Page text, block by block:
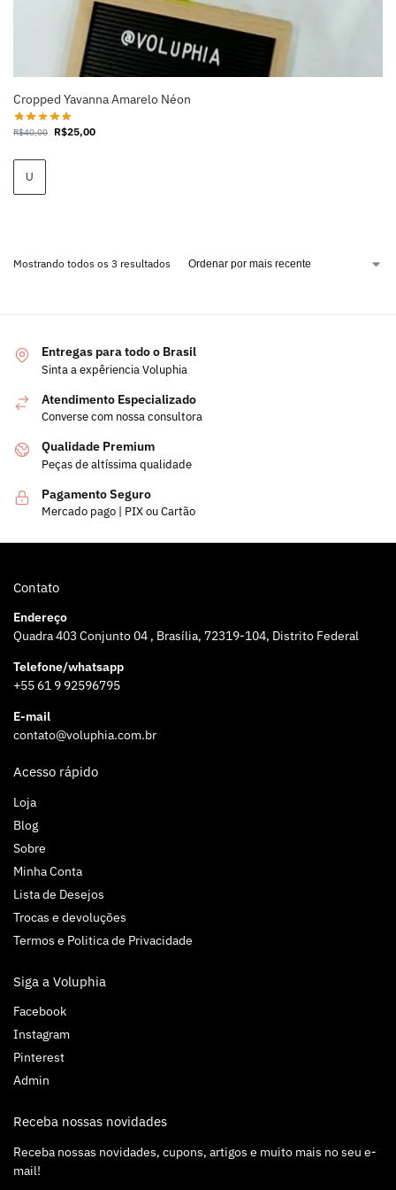
Cropped Yavanna Amarelo Néon
R$40,00 R$25,00
U
Mostrando todos os 3 resultados
Entregas para todo o Brasil
Sinta a expêriencia Voluphia
Atendimento Especializado
Converse com nossa consultora
Qualidade Premium
Peças de altíssima qualidade
Pagamento Seguro
Mercado pago | PIX ou Cartão
Contato
Endereço
Quadra 403 Conjunto 04 , Brasília, 72319-104, Distrito Federal
Telefone/whatsapp
+55 61 9 92596795
E-mail
contato@voluphia.com.br
Acesso rápido
Loja
Blog
Sobre
Minha Conta
Lista de Desejos
Trocas e devoluções
Termos e Politica de Privacidade
Siga a Voluphia
Facebook
Instagram
Pinterest
Admin
Receba nossas novidades
Receba nossas novidades, cupons, artigos e muito mais no seu e-
mail!